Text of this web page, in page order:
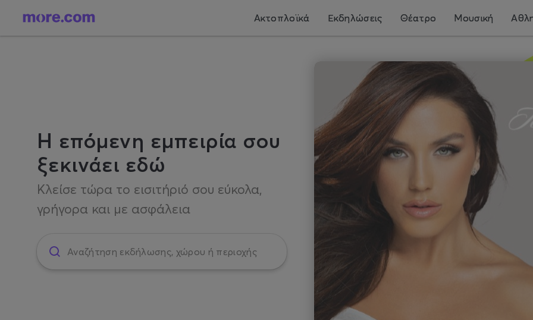
Ακτοπλοϊκά Εκδηλώσεις Θέατρο Μουσική
Η επόμενη εμπειρία σου
ξεκινάει εδώ
Κλείσε τώρα το εισιτήριό σου εύκολα,
γρήγορα και με ασφάλεια